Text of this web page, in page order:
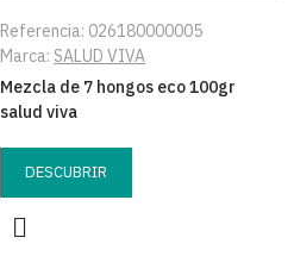
Referencia: 026180000005
Marca: SALUD VIVA
Mezcla de 7 hongos eco 100gr
salud viva
DESCUBRIR